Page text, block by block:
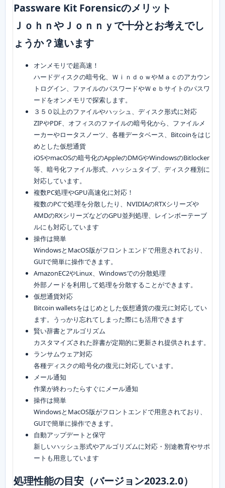
Passware Kit Forensicのメリット
ＪｏｈｎやＪｏｎｎｙで十分とお考えでし
ょうか？違います
オンメモリで超高速！
ハードディスクの暗号化、ＷｉｎｄｏｗやＭａｃのアカウン
トログイン、ファイルのパスワードやＷｅｂサイトのパスワ
ードをオンメモリで探索します。
３５０以上のファイルやハッシュ、ディスク形式に対応
ZIPやPDF、オフィスのファイルの暗号化から、ファイルメ
ーカーやロータスノーツ、各種データベース、Bitcoinをはじ
めとした仮想通貨
iOSやmacOSの暗号化のAppleのDMGやWindowsのBitlocker
等、暗号化ファイル形式、ハッシュタイプ、ディスク種別に
対応しています。
複数PC処理やGPU高速化に対応！
複数のPCで処理を分散したり、NVIDIAのRTXシリーズや
AMDのRXシリーズなどのGPU並列処理、レインボーテーブ
ルにも対応しています
操作は簡単
WindowsとMacOS版がフロントエンドで用意されており、
GUIで簡単に操作できます。
AmazonEC2やLinux、Windowsでの分散処理
外部ノードを利用して処理を分散することができます。
仮想通貨対応
Bitcoin walletsをはじめとした仮想通貨の復元に対応してい
ます。うっかり忘れてしまった際にも活用できます
賢い辞書とアルゴリズム
カスタマイズされた辞書が定期的に更新され提供されます。
ランサムウェア対応
各種ディスクの暗号化の復元に対応しています。
メール通知
作業が終わったらすぐにメール通知
操作は簡単
WindowsとMacOS版がフロントエンドで用意されており、
GUIで簡単に操作できます。
自動アップデートと保守
新しいハッシュ形式やアルゴリズムに対応・別途教育やサポ
ートも用意しています
処理性能の目安（バージョン2023.2.0）